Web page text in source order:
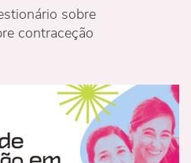
sobre
contraceção